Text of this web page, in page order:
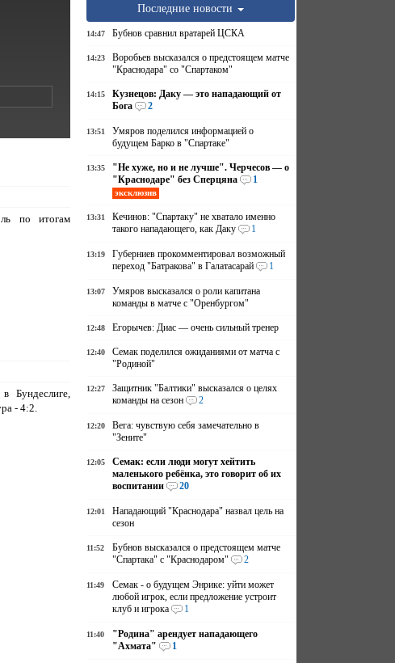
по итогам
Бундеслиге,
- 4:2.
Последние новости
14:47 Бубнов сравнил вратарей ЦСКА
14:23
Воробьев высказался о предстоящем матче
"Краснодара" со "Спартаком"
14:15
Кузнецов: Даку — это нападающий от
Бога
2
13:51
Умяров поделился информацией о
будущем Барко в "Спартаке"
13:35
"Не хуже, но и не лучше". Черчесов — о
"Краснодаре" без Сперцяна
1
эксклюзив
13:31
Кечинов: "Спартаку" не хватало именно
такого нападающего, как Даку
1
13:19
Губерниев прокомментировал возможный
переход "Батракова" в Галатасарай
1
13:07
Умяров высказался о роли капитана
команды в матче с "Оренбургом"
12:48 Егорычев: Диас — очень сильный тренер
12:40
Семак поделился ожиданиями от матча с
"Родиной"
12:27
Защитник "Балтики" высказался о целях
команды на сезон
2
12:20
Вега: чувствую себя замечательно в
"Зените"
12:05
Семак: если люди могут хейтить
маленького ребёнка, это говорит об их
воспитании
20
12:01
Нападающий "Краснодара" назвал цель на
сезон
11:52
Бубнов высказался о предстоящем матче
"Спартака" с "Краснодаром"
2
11:49
Семак - о будущем Энрике: уйти может
любой игрок, если предложение устроит
клуб и игрока
1
11:40
"Родина" арендует нападающего
"Ахмата"
1